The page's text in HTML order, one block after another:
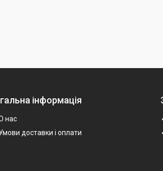
інформація
нас
доставки і оплати